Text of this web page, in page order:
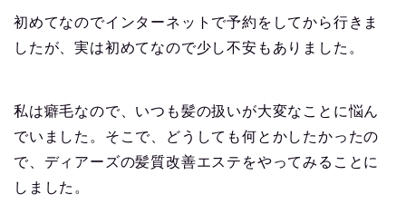
初めてなのでインターネットで予約をしてから行きま
したが、実は初めてなので少し不安もありました。
私は癖毛なので、いつも髪の扱いが大変なことに悩ん
でいました。そこで、どうしても何とかしたかったの
で、ディアーズの髪質改善エステをやってみることに
しました。